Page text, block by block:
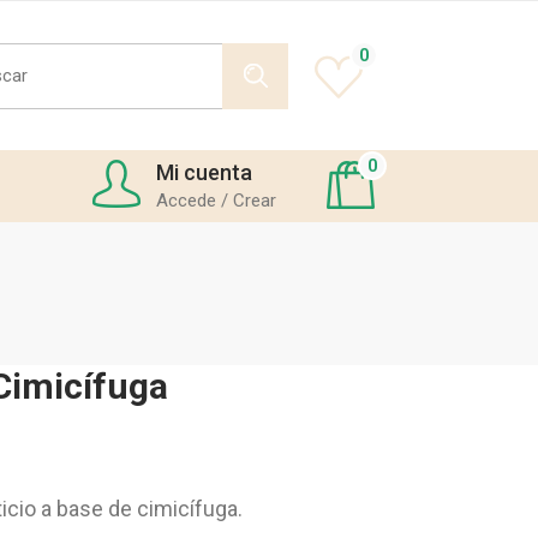
0
Mi cuenta
Accede / Crear
0
a base de cimicífuga.